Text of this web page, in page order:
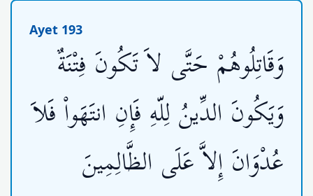
Ayet 193
وَقَاتِلُوهُمْ حَتَّى لاَ تَكُونَ فِتْنَةٌ
وَيَكُونَ الدِّينُ لِلّهِ فَإِنِ انتَهَواْ فَلاَ
عُدْوَانَ إِلاَّ عَلَى الظَّالِمِينَ